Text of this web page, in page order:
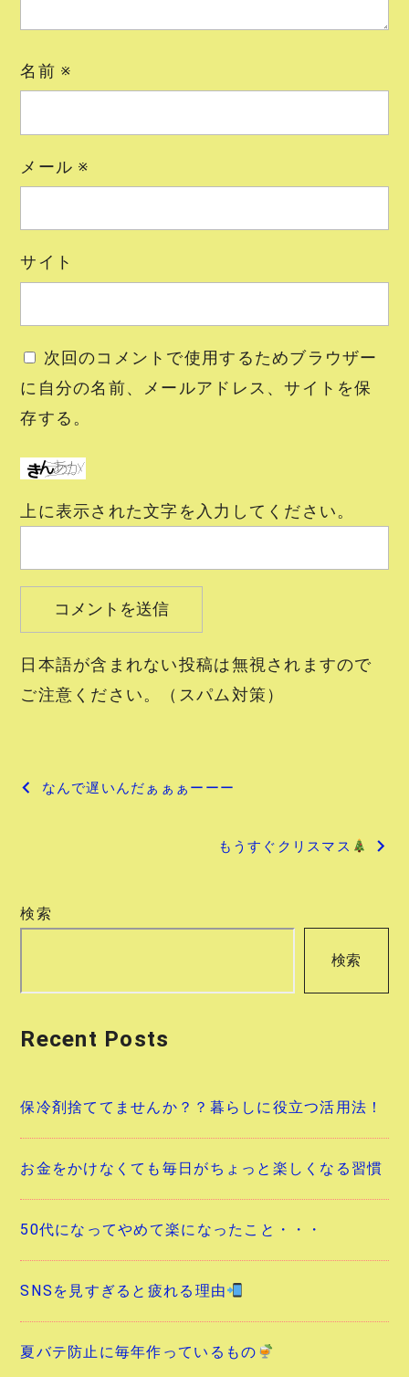
名前 ※
メール ※
サイト
次回のコメントで使用するためブラウザー
に自分の名前、メールアドレス、サイトを保
存する。
上に表示された文字を入力してください。
日本語が含まれない投稿は無視されますので
ご注意ください。（スパム対策）
投
ゲ
ョ
なんで遅いんだぁぁぁーーー
もうすぐクリスマス
検索
検索
Recent Posts
保冷剤捨ててませんか？？暮らしに役立つ活用法！
お金をかけなくても毎日がちょっと楽しくなる習慣
50代になってやめて楽になったこと・・・
SNSを見すぎると疲れる理由
夏バテ防止に毎年作っているもの